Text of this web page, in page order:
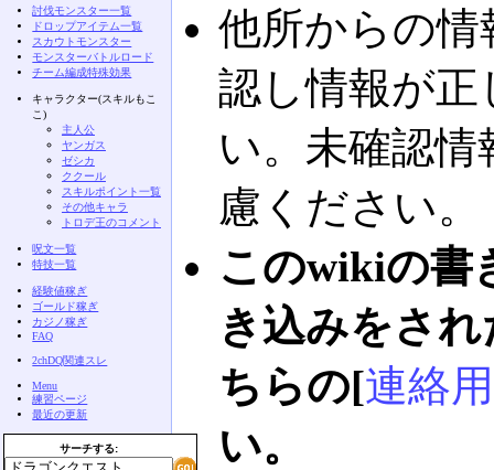
他所からの情
認し情報が
い。未確認
慮ください。
このwikiの書
き込みをさ
ちらの[連絡
い。
討伐モンスター一覧
ドロップアイテム一覧
スカウトモンスター
モンスターバトルロード
チーム編成特殊効果
キャラクター(スキルもこ
こ)
主人公
ヤンガス
ゼシカ
ククール
スキルポイント一覧
その他キャラ
トロデ王のコメント
呪文一覧
特技一覧
経験値稼ぎ
ゴールド稼ぎ
カジノ稼ぎ
FAQ
2chDQ関連スレ
Menu
練習ページ
最近の更新
サーチする: